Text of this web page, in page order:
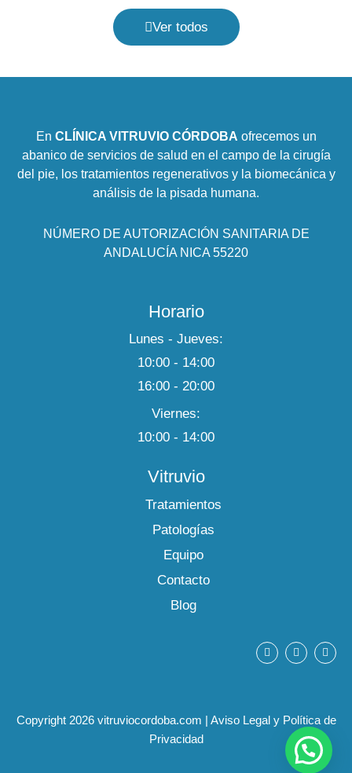
Ver todos
En CLÍNICA VITRUVIO CÓRDOBA ofrecemos un
abanico de servicios de salud en el campo de la cirugía
del pie, los tratamientos regenerativos y la biomecánica y
análisis de la pisada humana.
NÚMERO DE AUTORIZACIÓN SANITARIA DE
ANDALUCÍA NICA 55220
Horario
Lunes - Jueves:
10:00 - 14:00
16:00 - 20:00
Viernes:
10:00 - 14:00
Vitruvio
Tratamientos
Patologías
Equipo
Contacto
Blog
F
a
c
k
Y
o
u
I
n
s
a
m
Copyright 2026 vitruviocordoba.com | Aviso Legal y Política de
Privacidad